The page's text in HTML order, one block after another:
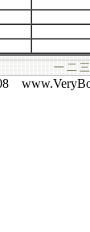
一 二 三